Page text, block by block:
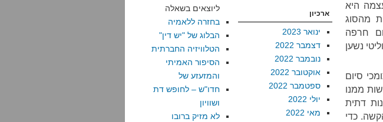
היא
מהסוג
חרפה
נשען
סיום
ממנו
דתית
כדי
ארכיון
ינואר 2023
דצמבר 2022
נובמבר 2022
אוקטובר 2022
ספטמבר 2022
יולי 2022
מאי 2022
ליוצאים בשאלה
בחזרה ללאמיה
הבלוג של "יש דין"
הטלוויזיה החברתית
הסיפור האמיתי
והמזעזע של
חדו"ש – לחופש דת
ושוויון
לא מזיק ברובו